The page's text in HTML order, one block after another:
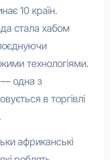
10 країн.
стала хабом
технологіями.
— одна з
в торгівлі
африканські